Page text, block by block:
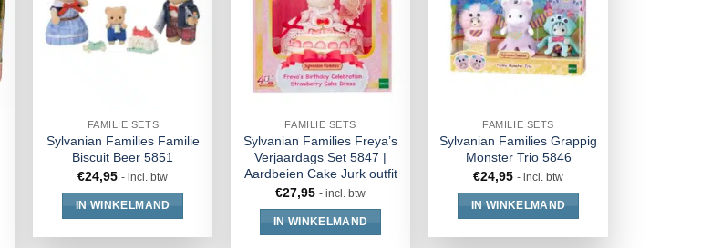
FAMILIE SETS
Sylvanian Families Familie
Biscuit Beer 5851
€24,95 - incl. btw
IN WINKELMAND
FAMILIE SETS
Sylvanian Families Freya’s
Verjaardags Set 5847 |
Aardbeien Cake Jurk outfit
€27,95 - incl. btw
IN WINKELMAND
FAMILIE SETS
Sylvanian Families Grappig
Monster Trio 5846
€24,95 - incl. btw
IN WINKELMAND